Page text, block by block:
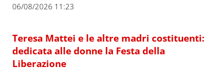
06/08/2026 11:23
Teresa Mattei e le altre madri costituenti:
dedicata alle donne la Festa della
Liberazione